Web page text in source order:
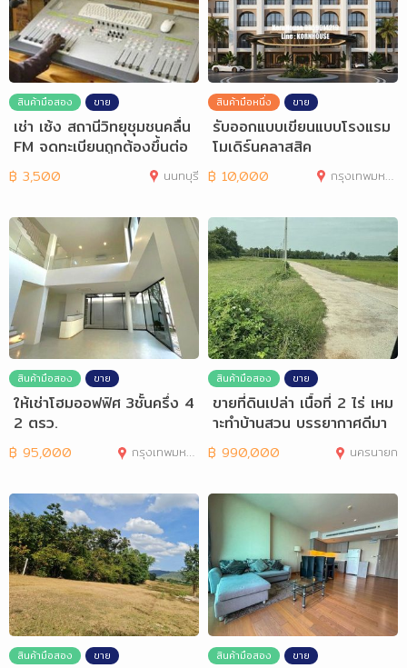
สินค้ามือสอง ขาย
เช่า เซ้ง สถานีวิทยุชุมชนคลื่น
FM จดทะเบียนถูกต้องขึ้นต่อ
฿ 3,500 นนทบุรี
สินค้ามือหนึ่ง ขาย
รับออกแบบเขียนแบบโรงแรม
โมเดิร์นคลาสสิค
฿ 10,000 กรุงเทพมหานคร
สินค้ามือสอง ขาย
ให้เช่าโฮมออฟฟิศ 3ชั้นครึ่ง 4
2 ตรว.
฿ 95,000 กรุงเทพมหานคร
สินค้ามือสอง ขาย
ขายที่ดินเปล่า เนื้อที่ 2 ไร่ เหม
าะทำบ้านสวน บรรยากาศดีมา
ก
฿ 990,000 นครนายก
สินค้ามือสอง ขาย สินค้ามือสอง ขาย